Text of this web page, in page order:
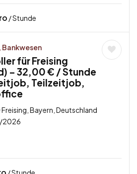
/ Stunde
Bankwesen
für Freising
– 32,00 € / Stunde
Teilzeitjob,
Bayern, Deutschland